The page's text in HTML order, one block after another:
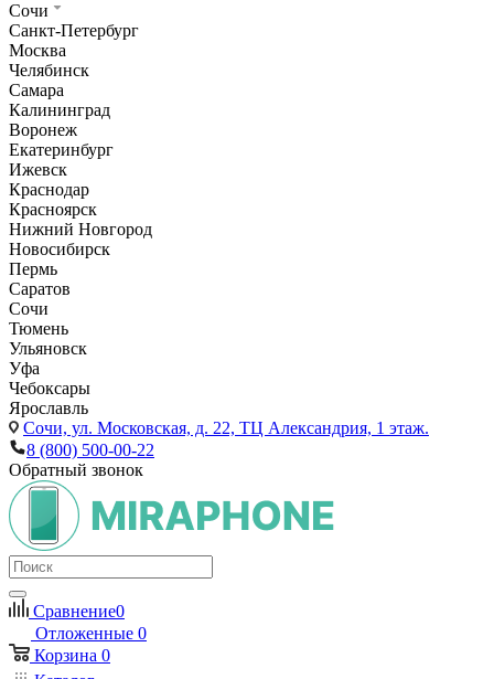
Сочи
Санкт-Петербург
Москва
Челябинск
Самара
Калининград
Воронеж
Екатеринбург
Ижевск
Краснодар
Красноярск
Нижний Новгород
Новосибирск
Пермь
Саратов
Сочи
Тюмень
Ульяновск
Уфа
Чебоксары
Ярославль
Сочи, ул. Московская, д. 22, ТЦ Александрия, 1 этаж.
8 (800) 500-00-22
Обратный звонок
Сравнение0
Отложенные 0
Корзина 0